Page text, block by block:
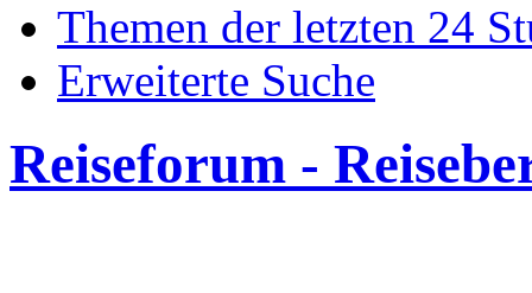
Themen der letzten 24
Erweiterte Suche
Reiseforum -